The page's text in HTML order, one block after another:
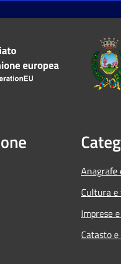
Cultura
Imprese
Catasto